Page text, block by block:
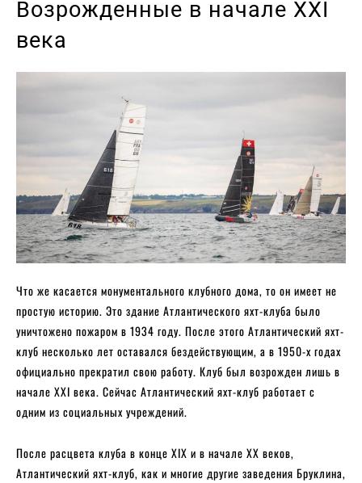
Возрожденные в начале XXI
века
Что же касается монументального клубного дома, то он имеет не
простую историю. Это здание Атлантического яхт-клуба было
уничтожено пожаром в 1934 году. После этого Атлантический яхт-
клуб несколько лет оставался бездействующим, а в 1950-х годах
официально прекратил свою работу. Клуб был возрожден лишь в
начале XXI века. Сейчас Атлантический яхт-клуб работает с
одним из социальных учреждений.
После расцвета клуба в конце XIX и в начале XX веков,
Атлантический яхт-клуб, как и многие другие заведения Бруклина,